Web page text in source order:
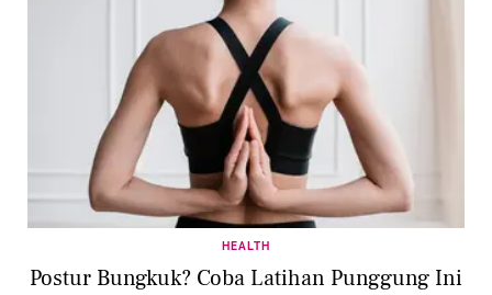
HEALTH
Postur Bungkuk? Coba Latihan Punggung Ini